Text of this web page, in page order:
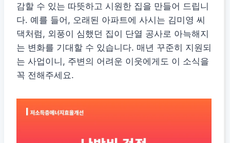
감할 수 있는 따뜻하고 시원한 집을 만들어 드립니
다. 예를 들어, 오래된 아파트에 사시는 김미영 씨
댁처럼, 외풍이 심했던 집이 단열 공사로 아늑해지
는 변화를 기대할 수 있습니다. 매년 꾸준히 지원되
는 사업이니, 주변의 어려운 이웃에게도 이 소식을
꼭 전해주세요.